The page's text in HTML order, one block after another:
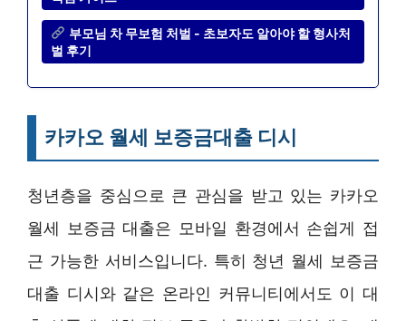
부모님 차 무보험 처벌 - 초보자도 알아야 할 형사처
벌 후기
카카오 월세 보증금대출 디시
청년층을 중심으로 큰 관심을 받고 있는 카카오
월세 보증금 대출은 모바일 환경에서 손쉽게 접
근 가능한 서비스입니다. 특히 청년 월세 보증금
대출 디시와 같은 온라인 커뮤니티에서도 이 대